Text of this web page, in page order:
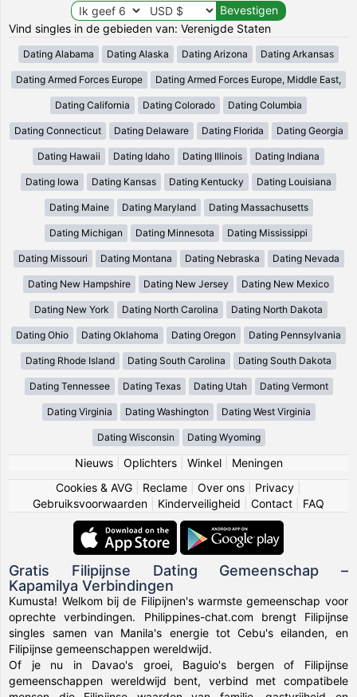
Vind singles in de gebieden van: Verenigde Staten
Dating Alabama Dating Alaska Dating Arizona Dating Arkansas
Dating Armed Forces Europe Dating Armed Forces Europe, Middle East,
Dating California Dating Colorado Dating Columbia
Dating Connecticut Dating Delaware Dating Florida Dating Georgia
Dating Hawaii Dating Idaho Dating Illinois Dating Indiana
Dating Iowa Dating Kansas Dating Kentucky Dating Louisiana
Dating Maine Dating Maryland Dating Massachusetts
Dating Michigan Dating Minnesota Dating Mississippi
Dating Missouri Dating Montana Dating Nebraska Dating Nevada
Dating New Hampshire Dating New Jersey Dating New Mexico
Dating New York Dating North Carolina Dating North Dakota
Dating Ohio Dating Oklahoma Dating Oregon Dating Pennsylvania
Dating Rhode Island Dating South Carolina Dating South Dakota
Dating Tennessee Dating Texas Dating Utah Dating Vermont
Dating Virginia Dating Washington Dating West Virginia
Dating Wisconsin Dating Wyoming
Nieuws| Oplichters| Winkel| Meningen
Cookies & AVG
Reclame Over ons Privacy
Gebruiksvoorwaarden
Kinderveiligheid Contact FAQ
Gratis Filipijnse Dating Gemeenschap –
Kapamilya Verbindingen
Kumusta! Welkom bij de Filipijnen's warmste gemeenschap voor
oprechte verbindingen. Philippines-chat.com brengt Filipijnse
singles samen van Manila's energie tot Cebu's eilanden, en
Filipijnse gemeenschappen wereldwijd.
Of je nu in Davao's groei, Baguio's bergen of Filipijnse
gemeenschappen wereldwijd bent, verbind met compatibele